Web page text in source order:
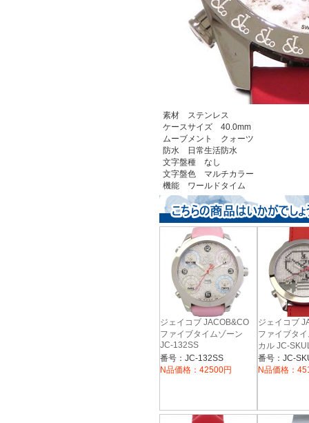
素材 ステンレス
ケースサイズ 40.0mm
ムーブメント クォーツ
防水 日常生活防水
文字盤種 なし
文字盤色 マルチカラー
機能 ワールドタイム
ジェイコブ JACOB&CO
ファイブタイムゾーン
JC-132SS
番号：JC-132SS
N品価格：42500円
ジェイコブ
ファイブタ
カル JC-
番号：JC-
N品価格：